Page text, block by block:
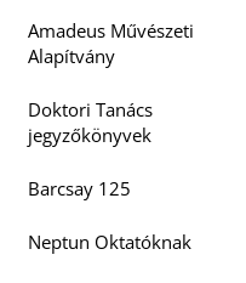
Amadeus Művészeti
Alapítvány
Doktori Tanács
jegyzőkönyvek
Barcsay 125
Neptun Oktatóknak